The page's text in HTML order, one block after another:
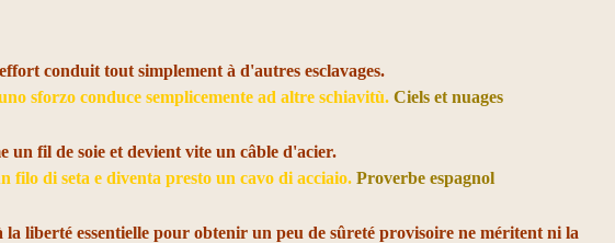
conduit tout simplement à d'autres esclavages.
sforzo conduce semplicemente ad altre schiavitù.Ciels et nuages
un fil de soie et devient vite un câble d'acier.
filo di seta e diventa presto un cavo di acciaio.Proverbe espagnol
liberté essentielle pour obtenir un peu de sûreté provisoire ne méritent ni la